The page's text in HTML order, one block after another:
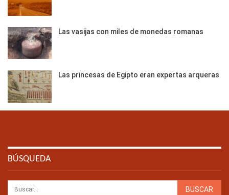
Las vasijas con miles de monedas romanas
Las princesas de Egipto eran expertas arqueras
BÚSQUEDA